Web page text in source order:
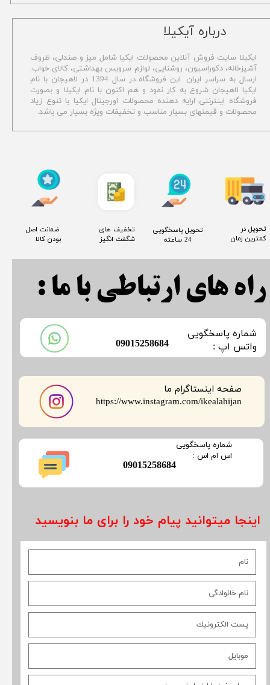
​درباره آیکیلا
ایکیلا سایت فروش آنلاین محصولات ایکیا شامل میز و صندلی، ظروف
آشپزخانه، دکوراسیون، روشنایی، لوازم سرویس بهداشتی، کالای خواب.
ارسال به سراسر ایران .این فروشگاه در سال 1394 در لاهیجان با نام
ایکیا لاهیجان شروع به کار نمود و هم اکنون با نام ایکیلا و بصورت
فروشگاه اینترنتی ارایه دهنده محصولات اورجینال ایکیا با تنوع زیاد
محصولات و قیمتهای بسیار مناسب و تخفیفات ویژه بسیار می باشد.
صفحه اینستاگرام ما
​​​​​​​https://www.instagram.com/ikealahijan
​شماره پاسخگویی
​​​​​واتس اپ :
​09015258684
اینجا میتوانید پیام خود را برای ما بنویسید
راه های ارتباطی با ما :
​09015258684
​شماره پاسخگویی
​​​​​اس ام اس :
​تحویل در
کمترین زمان
​تحویل پاسخگویی
24 ساعته
​تخفیف های
شگفت انگیز
​ ضمانت اصل
بودن کالا